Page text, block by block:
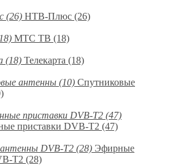
НТВ-Плюс (26)
МТС ТВ (18)
Телекарта (18)
Спутниковые
приставки DVB-T2 (47)
Эфирные
T2 (28)